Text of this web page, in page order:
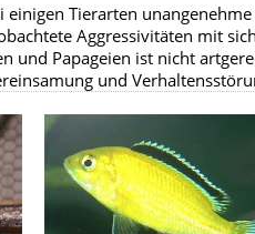
einigen Tierarten unangenehme
Aggressivitäten mit
und Papageien ist nicht
und